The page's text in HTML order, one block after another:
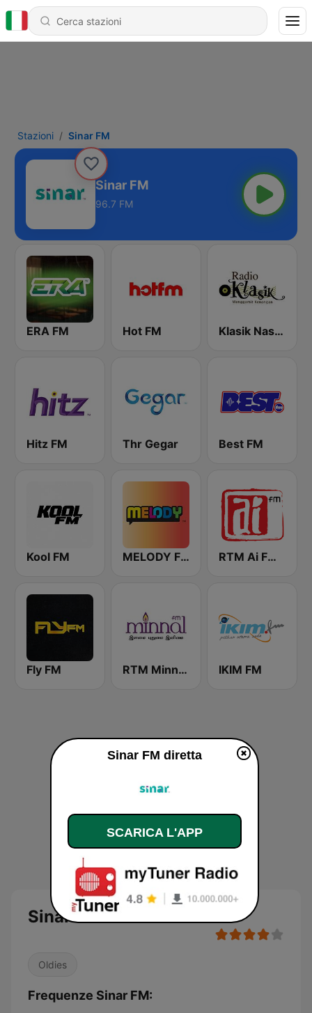
Stazioni Sinar FM
Sinar FM
96.7 FM
ERA FM Hot FM Klasik Nasional FM
Hitz FM Thr Gegar Best FM
Kool FM MELODY FM RTM Ai FM 89.3
Fly FM RTM Minnal FM IKIM FM
Sinar FM
Oldies
Frequenze Sinar FM:
Sinar FM diretta
SCARICA L'APP